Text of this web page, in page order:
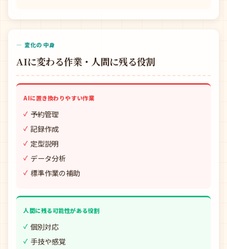
— 変化の中身
AIに変わる作業・人間に残る役割
AIに置き換わりやすい作業
予約管理
記録作成
定型説明
データ分析
標準作業の補助
人間に残る可能性がある役割
個別対応
手技や感覚